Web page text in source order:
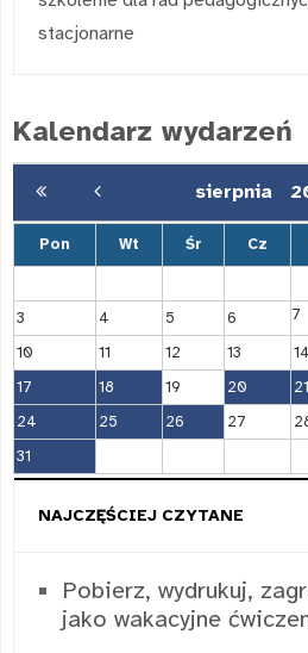
stacjonarne
Kalendarz wydarzeń
sierpnia
Pon Wt Śr Cz
3
4 5 6 7
10
11 12 13 14
17
18 19 20 21
24
25 26 27
31
NAJCZĘŚCIEJ CZYTANE
Pobierz, wydrukuj,
jako wakacyjne